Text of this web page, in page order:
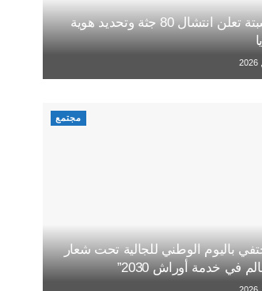
سلطات سبتة تعلن انتشال 80 جثة وتحديد هوية
مجتمع
باليوم الوطني للجالية تحت شعار
في خدمة أوراش 2030”